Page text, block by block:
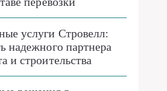
услуги Стровелл:
надежного партнера
и строительства